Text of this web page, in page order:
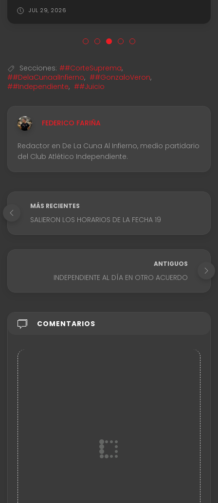
JUL 29, 2026
Secciones: ##CorteSuprema,
##DelaCunaalInfierno, ##GonzaloVeron,
##Independiente, ##Juicio
FEDERICO FARIÑA
Redactor en De La Cuna Al Infierno, medio partidario
del Club Atlético Independiente.
MÁS RECIENTES
SALIERON LOS HORARIOS DE LA FECHA 19
ANTIGUOS
INDEPENDIENTE AL DÍA EN OTRO ACUERDO
COMENTARIOS